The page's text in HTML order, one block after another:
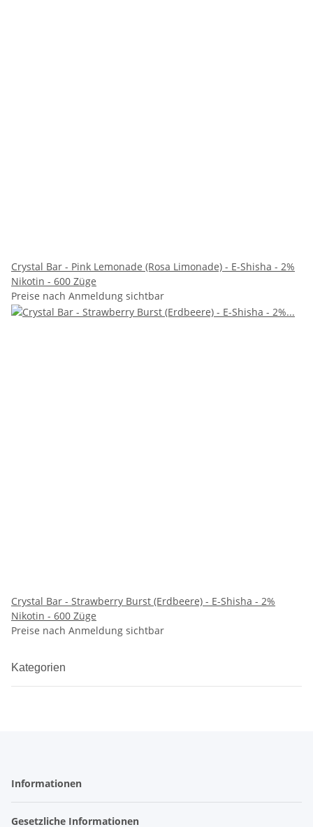
Crystal Bar - Pink Lemonade (Rosa Limonade) - E-Shisha - 2%
Nikotin - 600 Züge
Preise nach Anmeldung sichtbar
Crystal Bar - Strawberry Burst (Erdbeere) - E-Shisha - 2%
Nikotin - 600 Züge
Preise nach Anmeldung sichtbar
Kategorien
Informationen
Gesetzliche Informationen